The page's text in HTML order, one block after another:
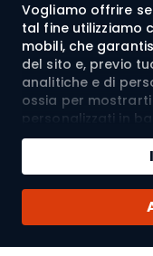
Vogliamo offrire
tal fine utilizziamo
mobili, che
del sito e, previo
analitiche e di
ossia per
personalizzati in
l’efficacia. I
mobili possono
pubblicitarie
seconda dei
“Accetta tutto”,
dati personali da
dei suoi Partner
Quantità
Regolamento
Chi siamo